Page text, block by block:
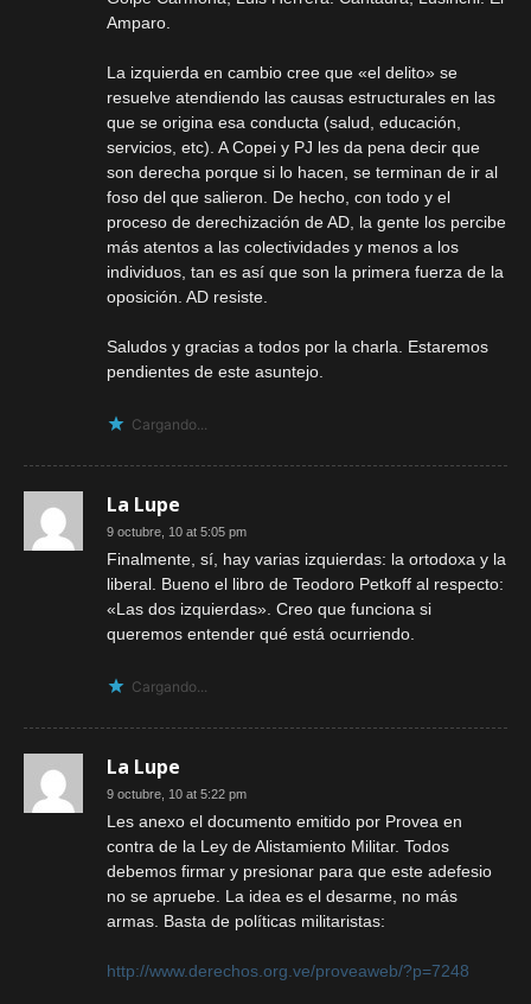
Amparo.
La izquierda en cambio cree que «el delito» se
resuelve atendiendo las causas estructurales en las
que se origina esa conducta (salud, educación,
servicios, etc). A Copei y PJ les da pena decir que
son derecha porque si lo hacen, se terminan de ir al
foso del que salieron. De hecho, con todo y el
proceso de derechización de AD, la gente los percibe
más atentos a las colectividades y menos a los
individuos, tan es así que son la primera fuerza de la
oposición. AD resiste.
Saludos y gracias a todos por la charla. Estaremos
pendientes de este asuntejo.
Cargando...
La Lupe
9 octubre, 10 at 5:05 pm
Finalmente, sí, hay varias izquierdas: la ortodoxa y la
liberal. Bueno el libro de Teodoro Petkoff al respecto:
«Las dos izquierdas». Creo que funciona si
queremos entender qué está ocurriendo.
Cargando...
La Lupe
9 octubre, 10 at 5:22 pm
Les anexo el documento emitido por Provea en
contra de la Ley de Alistamiento Militar. Todos
debemos firmar y presionar para que este adefesio
no se apruebe. La idea es el desarme, no más
armas. Basta de políticas militaristas:
http://www.derechos.org.ve/proveaweb/?p=7248